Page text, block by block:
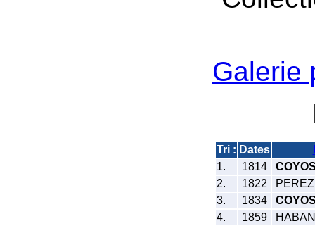
Galerie
Tri : Dates
1.
1814
2.
1822
3.
1834
4.
1859